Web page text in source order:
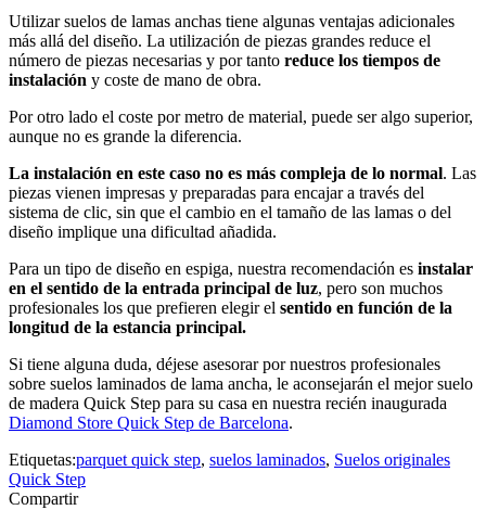
Utilizar suelos de lamas anchas tiene algunas ventajas adicionales
más allá del diseño. La utilización de piezas grandes reduce el
número de piezas necesarias y por tanto reduce los tiempos de
instalación y coste de mano de obra.
Por otro lado el coste por metro de material, puede ser algo superior,
aunque no es grande la diferencia.
La instalación en este caso no es más compleja de lo normal. Las
piezas vienen impresas y preparadas para encajar a través del
sistema de clic, sin que el cambio en el tamaño de las lamas o del
diseño implique una dificultad añadida.
Para un tipo de diseño en espiga, nuestra recomendación es instalar
en el sentido de la entrada principal de luz, pero son muchos
profesionales los que prefieren elegir el sentido en función de la
longitud de la estancia principal.
Si tiene alguna duda, déjese asesorar por nuestros profesionales
sobre suelos laminados de lama ancha, le aconsejarán el mejor suelo
de madera Quick Step para su casa en nuestra recién inaugurada
Diamond Store Quick Step de Barcelona.
Etiquetas:parquet quick step, suelos laminados, Suelos originales
Quick Step
Compartir